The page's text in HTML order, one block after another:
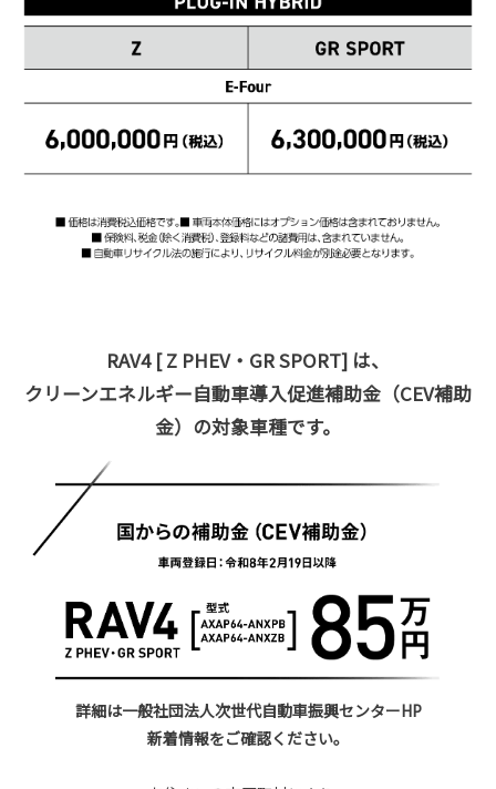
RAV4 [ Z PHEV・GR SPORT] は、
クリーンエネルギー自動車導入促進補助金（CEV補助
金）の対象車種です。
詳細は一般社団法人次世代自動車振興センターHP
新着情報をご確認ください。